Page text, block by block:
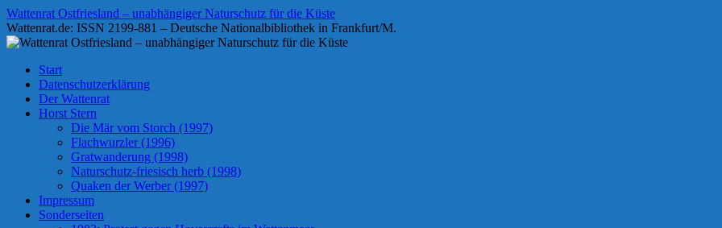
Zum
Inhalt
springen
Wattenrat Ostfriesland – unabhängiger Naturschutz für die Küste
Wattenrat.de: ISSN 2199-881 – Deutsche Nationalbibliothek in Frankfurt/M.
Start
Datenschutzerklärung
Der Wattenrat
Horst Stern
Die Mär vom Storch (1997)
Flachwurzler (1996)
Gratwanderung (1998)
Naturschutz-friesisch herb (1998)
Quaken der Werber (1997)
Impressum
Sonderseiten